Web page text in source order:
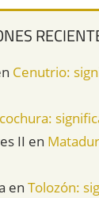
Cenutrio:
II en
en Tolozón: